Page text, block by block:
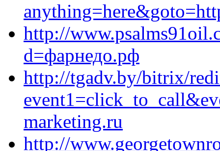
http://
d=фарнедо.рф
http://tgadv.by/bitrix/
marketing.ru
http://